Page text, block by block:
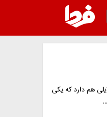
هم دارد که یکی